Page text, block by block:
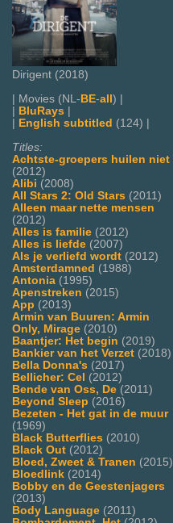
Dirigent (2018)
| Movies (NL-BE-all) |
| BluRays |
| English subtitled (124) |
Titles:
Achtste-groepers huilen niet
(2012)
Alibi (2008)
All Stars 2: Old Stars (2011)
Alleen maar nette mensen
(2012)
Alles is familie (2012)
Alles is liefde (2007)
Als je verliefd wordt (2012)
Amsterdamned (1988)
Antonia (1995)
Apenstreken (2015)
App (2013)
Armin van Buuren: Armin
Only, Mirage (2010)
Baantjer: Het begin (2019)
Bankier van het Verzet (2018)
Bella Donna's (2017)
Bellicher: Cel (2012)
Bende van Oss, De (2011)
Beyond Sleep (2016)
Bezeten - Het gat in de muur
(1969)
Black Butterflies (2010)
Black Out (2012)
Bloed, Zweet & Tranen (2015)
Bloedlink (2014)
Bobby en de Geestenjagers
(2013)
Body Language (2011)